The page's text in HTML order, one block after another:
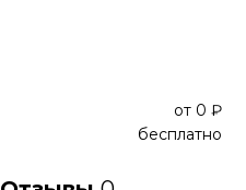
от 0 ₽
бесплатно